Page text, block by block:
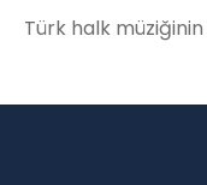
Türk halk